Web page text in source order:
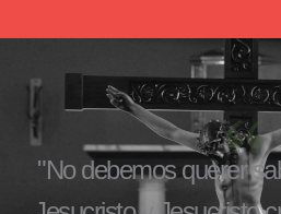
"No debemos querer